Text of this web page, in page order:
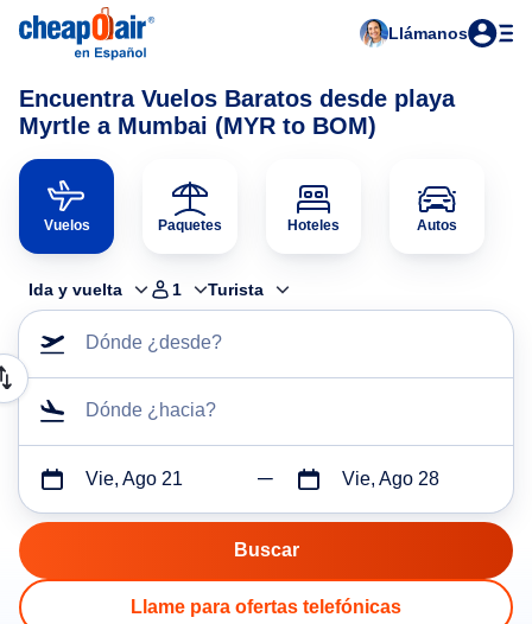
Llámanos
Encuentra Vuelos Baratos desde playa
Myrtle a Mumbai (MYR to BOM)
Vuelos Paquetes Hoteles Autos
Ida y vuelta 1 Turista
Dónde ¿desde?
Dónde ¿hacia?
Vie, Ago 21 Vie, Ago 28
Llame para ofertas telefónicas